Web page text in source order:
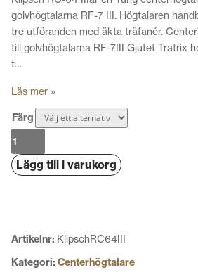
golvhögtalarna RF-7 III. Högtalaren
tre utföranden med äkta träfanér.
till golvhögtalarna RF-7III Gjutet Tratrix
t…
Läs mer »
Färg
Klipsch
RC-
64Lägg till i varukorg
Artikelnr: KlipschRC64III
Kategori: Centerhögtalare